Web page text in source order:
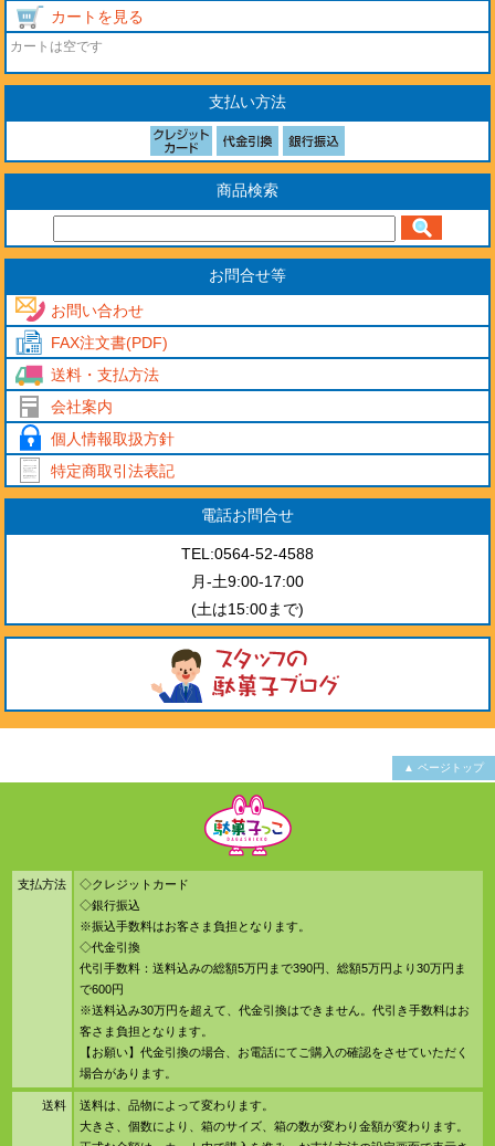
カートを見る
カートは空です
支払い方法
商品検索
お問合せ等
お問い合わせ
FAX注文書(PDF)
送料・支払方法
会社案内
個人情報取扱方針
特定商取引法表記
電話お問合せ
TEL:0564-52-4588
月-土9:00-17:00
(土は15:00まで)
▲ ページトップ
支払方法
◇クレジットカード
◇銀行振込
※振込手数料はお客さま負担となります。
◇代金引換
代引手数料：送料込みの総額5万円まで390円、総額5万円より30万円ま
で600円
※送料込み30万円を超えて、代金引換はできません。代引き手数料はお
客さま負担となります。
【お願い】代金引換の場合、お電話にてご購入の確認をさせていただく
場合があります。
送料
送料は、品物によって変わります。
大きさ、個数により、箱のサイズ、箱の数が変わり金額が変わります。